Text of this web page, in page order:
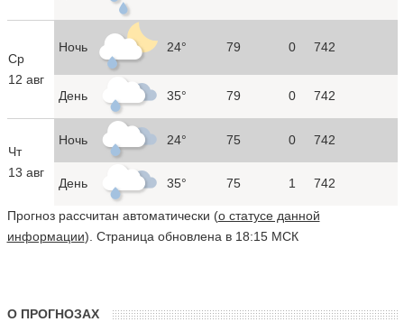
Ср
12 авг
Ночь 24° 79 0 742
День 35° 79 0 742
Чт
13 авг
Ночь 24° 75 0 742
День 35° 75 1 742
Прогноз рассчитан автоматически (о статусе данной
информации). Страница обновлена в 18:15 МСК
О ПРОГНОЗАХ